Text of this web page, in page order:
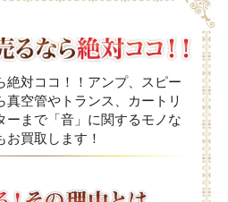
絶対ココ！！アンプ、スピー
真空管やトランス、カートリ
ーまで「音」に関するモノな
お買取します！